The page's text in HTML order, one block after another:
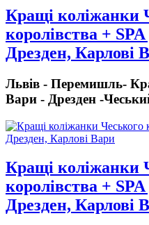
Кращі коліжанки
королівства +
Дрезден, Карлові
Львів - Перемишль-
Вари - Дрезден -
Кращі коліжанки
королівства +
Дрезден, Карлові